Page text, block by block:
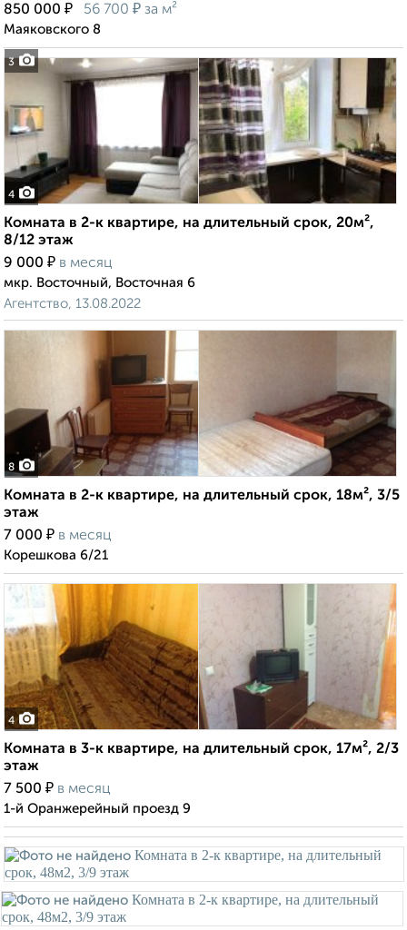
3
850 000 ₽ 56 700 ₽ за м²
Маяковского 8
4
Комната в 2-к квартире, на длительный срок, 20м²,
8/12 этаж
9 000 ₽ в месяц
мкр. Восточный, Восточная 6
Агентство, 13.08.2022
8
Комната в 2-к квартире, на длительный срок, 18м², 3/5
этаж
7 000 ₽ в месяц
Корешкова 6/21
4
Комната в 3-к квартире, на длительный срок, 17м², 2/3
этаж
7 500 ₽ в месяц
1-й Оранжерейный проезд 9